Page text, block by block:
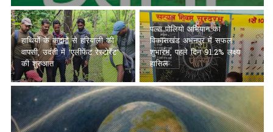
हाथियों के कदमों से हरियाली की
वापसी, उदंती में ‘एलीफेंट रेस्टोरेंट’
की शुरुआत
पल्स पोलियो अभियान का
विकासखंड अभनपुर में सफल
शुभारंभ, पहले दिन 91.2% लक्ष्य
हासिल